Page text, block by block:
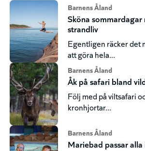
Barnens Åland
Sköna
strandliv
Egentligen räcker det
att göra hela...
Barnens Åland
Åk på safari bland
Följ med på viltsafari
kronhjortar...
Barnens Åland
Mariebad passar